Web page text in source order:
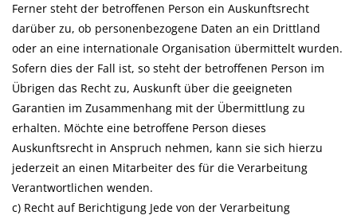
Ferner steht der betroffenen Person ein Auskunftsrecht
darüber zu, ob personenbezogene Daten an ein Drittland
oder an eine internationale Organisation übermittelt wurden.
Sofern dies der Fall ist, so steht der betroffenen Person im
Übrigen das Recht zu, Auskunft über die geeigneten
Garantien im Zusammenhang mit der Übermittlung zu
erhalten. Möchte eine betroffene Person dieses
Auskunftsrecht in Anspruch nehmen, kann sie sich hierzu
jederzeit an einen Mitarbeiter des für die Verarbeitung
Verantwortlichen wenden.
c) Recht auf Berichtigung Jede von der Verarbeitung